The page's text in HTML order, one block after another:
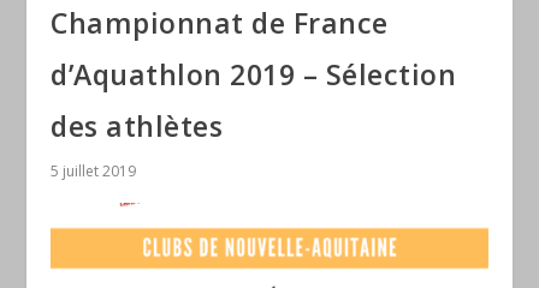
Championnat de France
d’Aquathlon 2019 – Sélection
des athlètes
5 juillet 2019